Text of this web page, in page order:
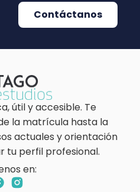
Contáctanos
útil y accesible. Te
la matrícula hasta la
actuales y orientación
tu perfil profesional.
en: